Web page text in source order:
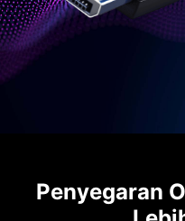
Penyegaran